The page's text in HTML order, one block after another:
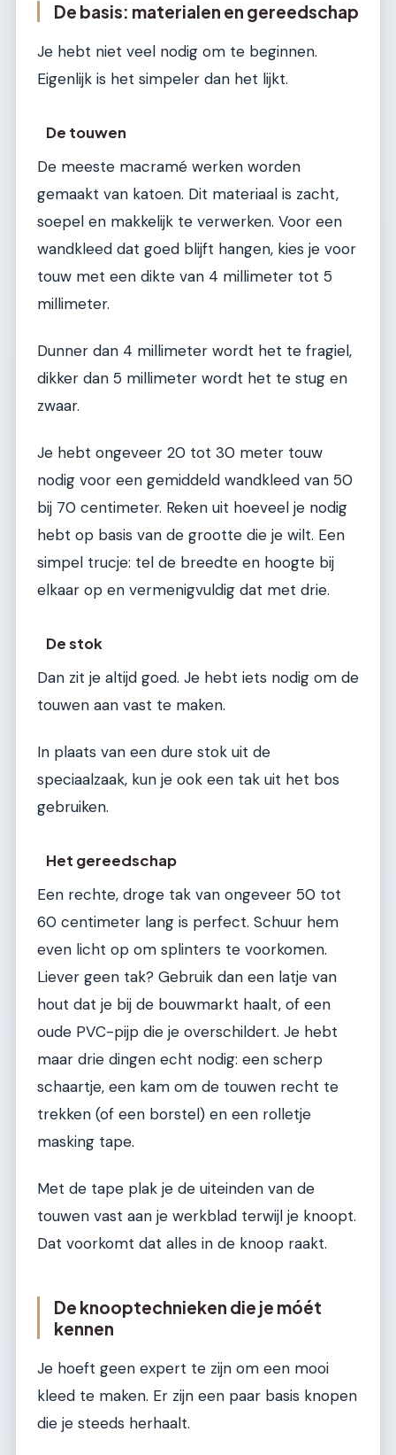
De basis: materialen en gereedschap
Je hebt niet veel nodig om te beginnen.
Eigenlijk is het simpeler dan het lijkt.
De touwen
De meeste macramé werken worden
gemaakt van katoen. Dit materiaal is zacht,
soepel en makkelijk te verwerken. Voor een
wandkleed dat goed blijft hangen, kies je voor
touw met een dikte van 4 millimeter tot 5
millimeter.
Dunner dan 4 millimeter wordt het te fragiel,
dikker dan 5 millimeter wordt het te stug en
zwaar.
Je hebt ongeveer 20 tot 30 meter touw
nodig voor een gemiddeld wandkleed van 50
bij 70 centimeter. Reken uit hoeveel je nodig
hebt op basis van de grootte die je wilt. Een
simpel trucje: tel de breedte en hoogte bij
elkaar op en vermenigvuldig dat met drie.
De stok
Dan zit je altijd goed. Je hebt iets nodig om de
touwen aan vast te maken.
In plaats van een dure stok uit de
speciaalzaak, kun je ook een tak uit het bos
gebruiken.
Het gereedschap
Een rechte, droge tak van ongeveer 50 tot
60 centimeter lang is perfect. Schuur hem
even licht op om splinters te voorkomen.
Liever geen tak? Gebruik dan een latje van
hout dat je bij de bouwmarkt haalt, of een
oude PVC-pijp die je overschildert. Je hebt
maar drie dingen echt nodig: een scherp
schaartje, een kam om de touwen recht te
trekken (of een borstel) en een rolletje
masking tape.
Met de tape plak je de uiteinden van de
touwen vast aan je werkblad terwijl je knoopt.
Dat voorkomt dat alles in de knoop raakt.
De knooptechnieken die je móét
kennen
Je hoeft geen expert te zijn om een mooi
kleed te maken. Er zijn een paar basis knopen
die je steeds herhaalt.